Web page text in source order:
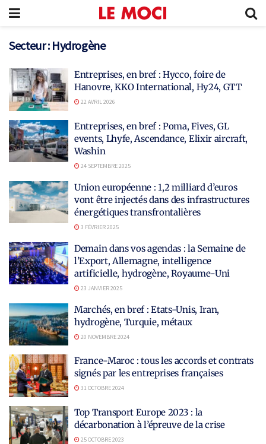
Secteur : Hydrogène
Entreprises, en bref : Hycco, foire de
Hanovre, KKO International, Hy24, GTT
22 AVRIL 2026
Entreprises, en bref : Poma, Fives, GL
events, Lhyfe, Ascendance, Elixir aircraft,
Washin
24 SEPTEMBRE 2025
Union européenne : 1,2 milliard d’euros
vont être injectés dans des infrastructures
énergétiques transfrontalières
3 FÉVRIER 2025
Demain dans vos agendas : la Semaine de
l’Export, Allemagne, intelligence
artificielle, hydrogène, Royaume-Uni
23 JANVIER 2025
Marchés, en bref : Etats-Unis, Iran,
hydrogène, Turquie, métaux
20 NOVEMBRE 2024
France-Maroc : tous les accords et contrats
signés par les entreprises françaises
31 OCTOBRE 2024
Top Transport Europe 2023 : la
décarbonation à l’épreuve de la crise
25 OCTOBRE 2023